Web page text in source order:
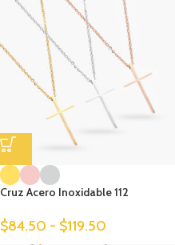
Cruz Acero Inoxidable 112
$84.50 - $119.50